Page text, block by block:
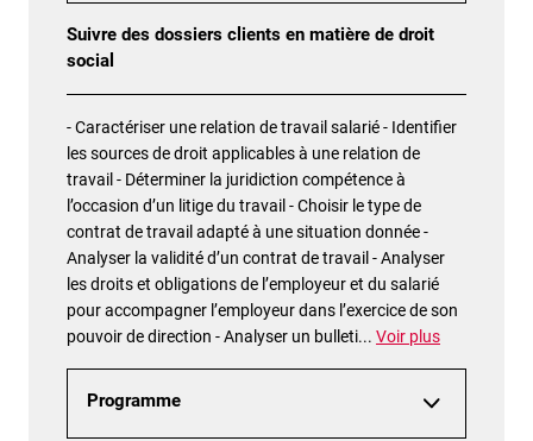
Suivre des dossiers clients en matière de droit
social
- Caractériser une relation de travail salarié - Identifier
les sources de droit applicables à une relation de
travail - Déterminer la juridiction compétence à
l’occasion d’un litige du travail - Choisir le type de
contrat de travail adapté à une situation donnée -
Analyser la validité d’un contrat de travail - Analyser
les droits et obligations de l’employeur et du salarié
pour accompagner l’employeur dans l’exercice de son
pouvoir de direction - Analyser un bulleti... Voir plus
Programme